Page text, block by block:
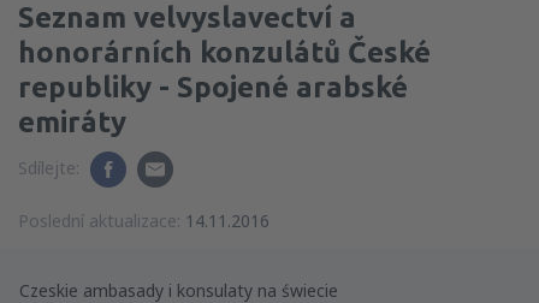
Seznam velvyslavectví a
honorárních konzulátů České
republiky - Spojené arabské
emiráty
Sdílejte:
Poslední aktualizace: 14.11.2016
Czeskie ambasady i konsulaty na świecie